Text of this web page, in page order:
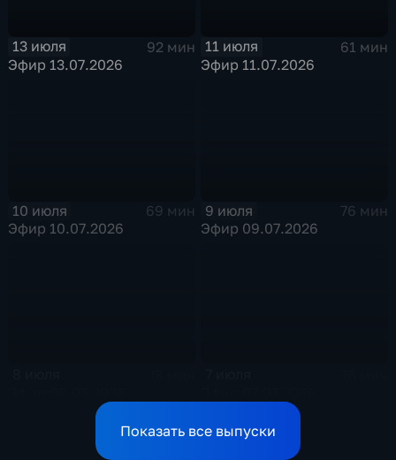
13 июля
92 мин
Эфир 13.07.2026
11 июля
61 мин
Эфир 11.07.2026
10 июля
69 мин
Эфир 10.07.2026
9 июля
76 мин
Эфир 09.07.2026
Показать все выпуски